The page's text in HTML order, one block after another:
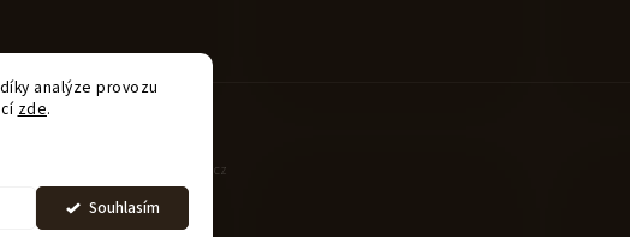
analýze provozu
zde.
Souhlasím
Shoptak.cz